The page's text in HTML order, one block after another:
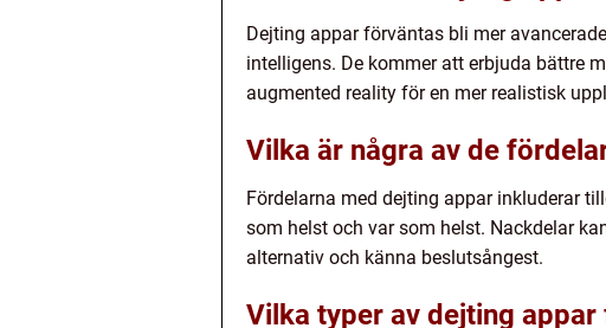
Dejting appar förväntas bli mer
intelligens. De kommer att erbjuda bättre
augmented reality för en mer realistisk
Vilka är några av de
Fördelarna med dejting appar inkluderar
som helst och var som helst. Nackdelar
alternativ och känna beslutsångest.
Vilka typer av dejting